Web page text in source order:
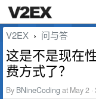
V2EX › 问与答
这是不是现在
费方式了？
By BNineCoding at May 2